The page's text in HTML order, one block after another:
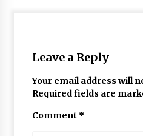
Leave a Reply
Your email address will
Required fields are
Comment *